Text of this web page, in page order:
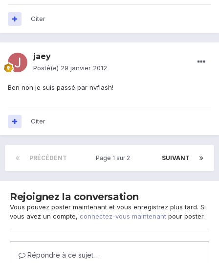
Citer
jaey
Posté(e) 29 janvier 2012
Ben non je suis passé par nvflash!
Citer
PRÉCÉDENT SUIVANT
Page 1 sur 2
Rejoignez la conversation
Vous pouvez poster maintenant et vous enregistrez plus tard. Si
vous avez un compte, connectez-vous maintenant pour poster.
Répondre à ce sujet…